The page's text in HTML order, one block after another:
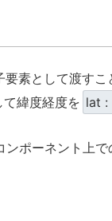
素として渡す
緯度経度を lat :
ポーネント上で